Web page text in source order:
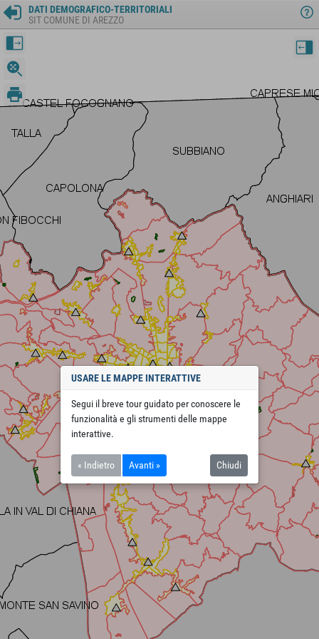
DATI DEMOGRAFICO-TERRITORIALI
SIT COMUNE DI AREZZO
USARE LE MAPPE INTERATTIVE
Segui il breve tour guidato per conoscere le
funzionalità e gli strumenti delle mappe
interattive.
« Indietro Avanti » Chiudi